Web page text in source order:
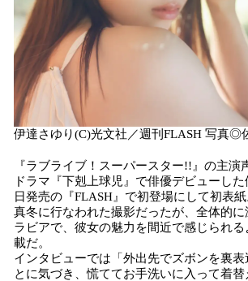
伊達さゆり(C)光文社／週刊FLASH 写真◎
『ラブライブ！スーパースター!!』の主演
ドラマ『下剋上球児』で俳優デビューし
日発売の『FLASH』で初登場にして初表紙
真冬に行なわれた撮影だったが、全体的
ラビアで、彼女の魅力を間近で感じられ
載だ。
インタビューでは「外出先でズボンを裏表
とに気づき、慌ててお手洗いに入って着